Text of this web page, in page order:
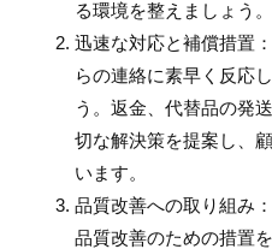
る環境を整えましょう。
迅速な対応と補償措置
らの連絡に素早く反応
う。返金、代替品の発
切な解決策を提案し、
います。
品質改善への取り組み
品質改善のための措置